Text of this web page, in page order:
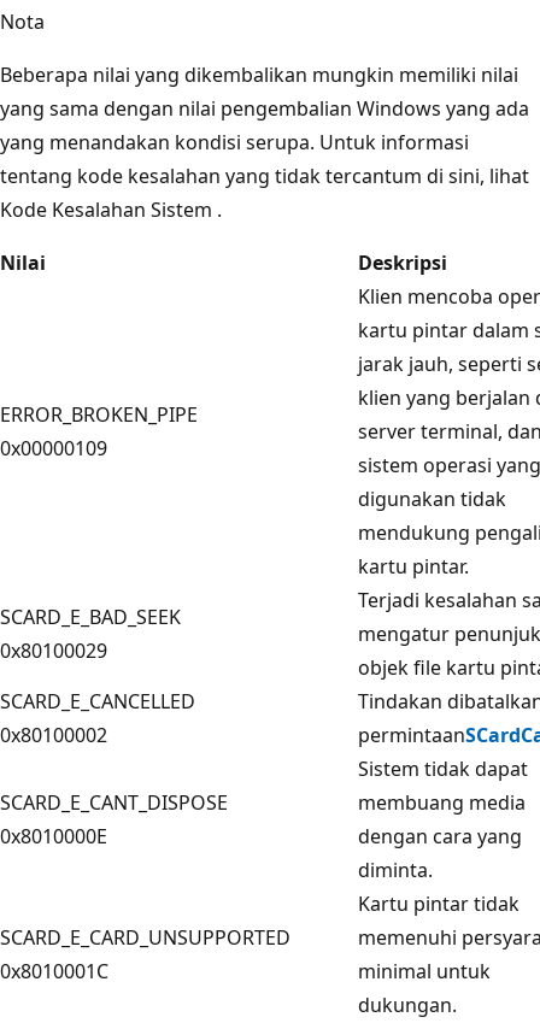
Nota
Beberapa nilai yang dikembalikan mungkin memiliki nilai
yang sama dengan nilai pengembalian Windows yang ada
yang menandakan kondisi serupa. Untuk informasi
tentang kode kesalahan yang tidak tercantum di sini, lihat
Kode Kesalahan Sistem .
Nilai
Deskripsi
ERROR_BROKEN_PIPE
0x00000109
Klien mencoba
kartu pintar dalam
jarak jauh, seperti
klien yang berjalan
server terminal,
sistem operasi yang
digunakan tidak
mendukung
kartu pintar.
SCARD_E_BAD_SEEK
0x80100029
Terjadi kesalahan
mengatur penunjuk
objek file kartu
SCARD_E_CANCELLED
0x80100002
Tindakan
permintaan
SCARD_E_CANT_DISPOSE
0x8010000E
Sistem tidak dapat
membuang media
dengan cara yang
diminta.
SCARD_E_CARD_UNSUPPORTED
0x8010001C
Kartu pintar tidak
memenuhi
minimal untuk
dukungan.